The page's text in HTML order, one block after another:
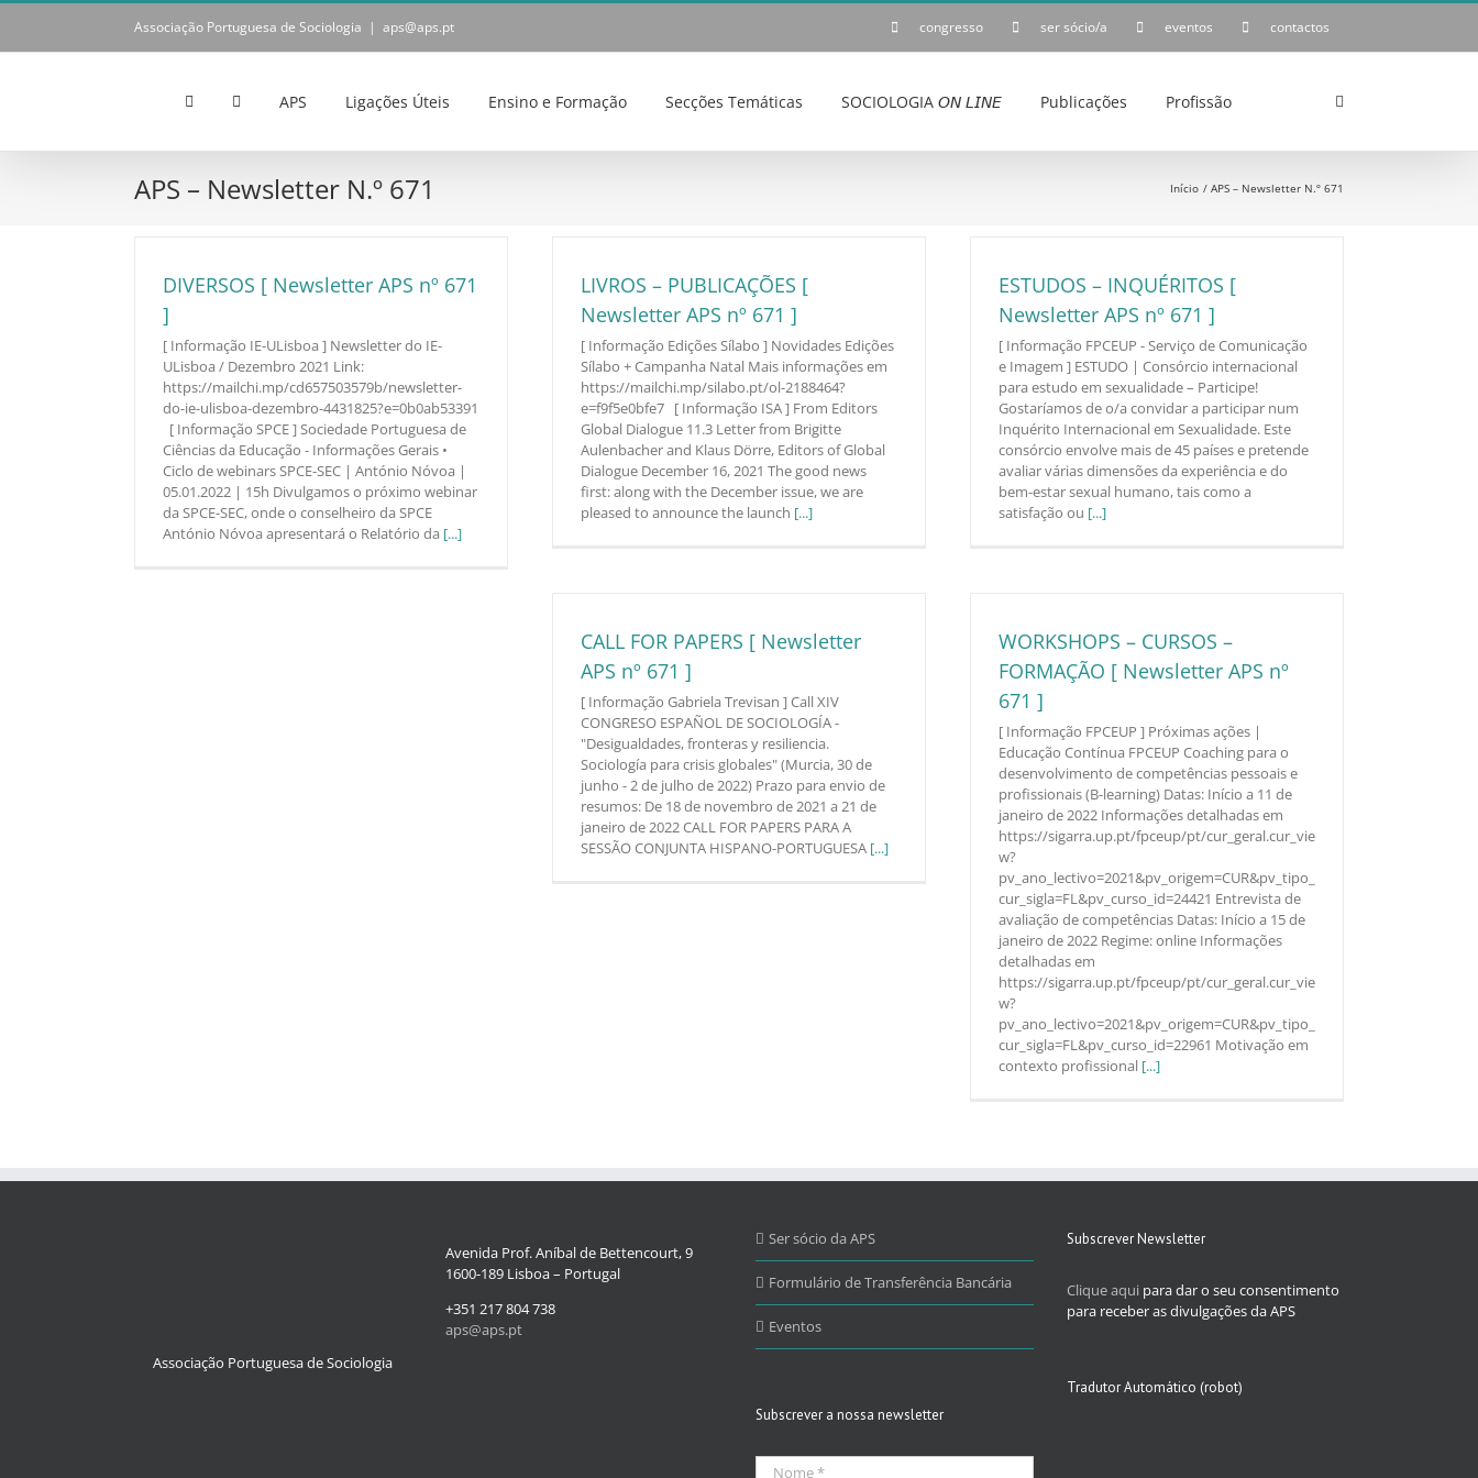
Skip
content
Associação Portuguesa de Sociologia | aps@aps.pt congresso ser sócio/a eventos contactos
APS Ligações Úteis Ensino e Formação Secções Temáticas SOCIOLOGIA 𝘖𝘕 𝘓𝘐𝘕𝘌 Publicações Profissão
APS – Newsletter N.º 671 Início APS – Newsletter N.º 671
DIVERSOS [ Newsletter APS nº 671
]
[ Informação IE-ULisboa ] Newsletter do IE-
ULisboa / Dezembro 2021 Link:
https://mailchi.mp/cd657503579b/newsletter-
do-ie-ulisboa-dezembro-4431825?e=0b0ab53391
[ Informação SPCE ] Sociedade Portuguesa de
Ciências da Educação - Informações Gerais •
Ciclo de webinars SPCE-SEC | António Nóvoa |
05.01.2022 | 15h Divulgamos o próximo webinar
da SPCE-SEC, onde o conselheiro da SPCE
António Nóvoa apresentará o Relatório da [...]
LIVROS – PUBLICAÇÕES [
Newsletter APS nº 671 ]
[ Informação Edições Sílabo ] Novidades Edições
Sílabo + Campanha Natal Mais informações em
https://mailchi.mp/silabo.pt/ol-2188464?
e=f9f5e0bfe7 [ Informação ISA ] From Editors
Global Dialogue 11.3 Letter from Brigitte
Aulenbacher and Klaus Dörre, Editors of Global
Dialogue December 16, 2021 The good news
first: along with the December issue, we are
pleased to announce the launch [...]
ESTUDOS – INQUÉRITOS [
Newsletter APS nº 671 ]
[ Informação FPCEUP - Serviço de Comunicação
e Imagem ] ESTUDO | Consórcio internacional
para estudo em sexualidade – Participe!
Gostaríamos de o/a convidar a participar num
Inquérito Internacional em Sexualidade. Este
consórcio envolve mais de 45 países e pretende
avaliar várias dimensões da experiência e do
bem-estar sexual humano, tais como a
satisfação ou [...]
CALL FOR PAPERS [ Newsletter
APS nº 671 ]
[ Informação Gabriela Trevisan ] Call XIV
CONGRESO ESPAÑOL DE SOCIOLOGÍA -
"Desigualdades, fronteras y resiliencia.
Sociología para crisis globales" (Murcia, 30 de
junho - 2 de julho de 2022) Prazo para envio de
resumos: De 18 de novembro de 2021 a 21 de
janeiro de 2022 CALL FOR PAPERS PARA A
SESSÃO CONJUNTA HISPANO-PORTUGUESA [...]
WORKSHOPS – CURSOS –
FORMAÇÃO [ Newsletter APS nº
671 ]
[ Informação FPCEUP ] Próximas ações |
Educação Contínua FPCEUP Coaching para o
desenvolvimento de competências pessoais e
profissionais (B-learning) Datas: Início a 11 de
janeiro de 2022 Informações detalhadas em
https://sigarra.up.pt/fpceup/pt/cur_geral.cur_vie
w?
pv_ano_lectivo=2021&pv_origem=CUR&pv_tipo_
cur_sigla=FL&pv_curso_id=24421 Entrevista de
avaliação de competências Datas: Início a 15 de
janeiro de 2022 Regime: online Informações
detalhadas em
https://sigarra.up.pt/fpceup/pt/cur_geral.cur_vie
w?
pv_ano_lectivo=2021&pv_origem=CUR&pv_tipo_
cur_sigla=FL&pv_curso_id=22961 Motivação em
contexto profissional [...]
Associação Portuguesa de Sociologia
Avenida Prof. Aníbal de Bettencourt, 9
1600-189 Lisboa – Portugal
+351 217 804 738
aps@aps.pt
Ser sócio da APS
Formulário de Transferência Bancária
Eventos
Subscrever a nossa newsletter
Subscrever Newsletter
Clique aqui para dar o seu consentimento
para receber as divulgações da APS
Tradutor Automático (robot)